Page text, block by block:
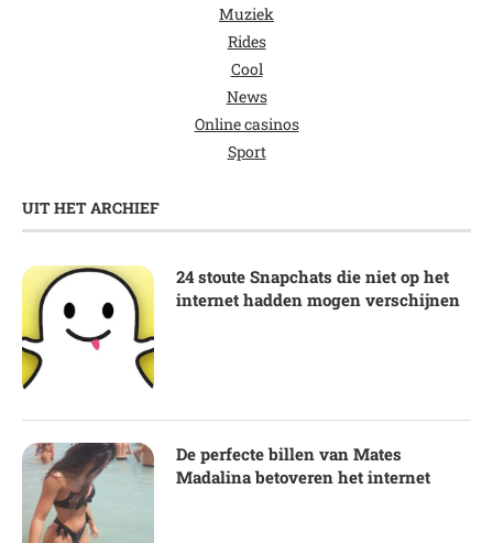
Muziek
Rides
Cool
News
Online casinos
Sport
UIT HET ARCHIEF
24 stoute Snapchats die niet op het
internet hadden mogen verschijnen
De perfecte billen van Mates
Madalina betoveren het internet